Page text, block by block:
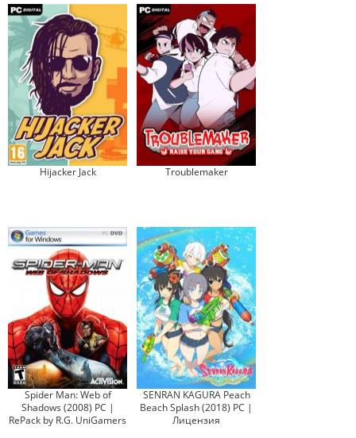
Hijacker Jack Troublemaker
Spider Man: Web of
Shadows (2008) PC |
RePack by R.G. UniGamers
SENRAN KAGURA Peach
Beach Splash (2018) PC |
Лицензия